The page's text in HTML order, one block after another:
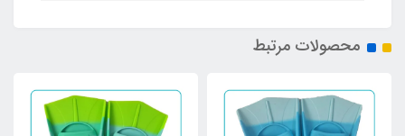
محصولات مرتبط